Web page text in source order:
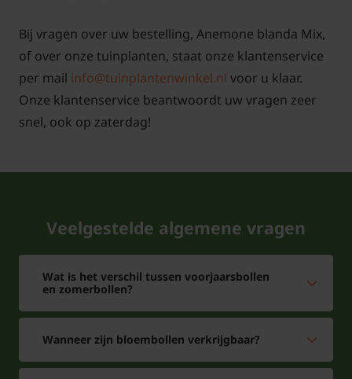
Bij vragen over uw bestelling, Anemone blanda Mix,
of over onze tuinplanten, staat onze klantenservice
per mail info@tuinplantenwinkel.nl voor u klaar.
Onze klantenservice beantwoordt uw vragen zeer
snel, ook op zaterdag!
Veelgestelde algemene vragen
Wat is het verschil tussen voorjaarsbollen
en zomerbollen?
Wanneer zijn bloembollen verkrijgbaar?